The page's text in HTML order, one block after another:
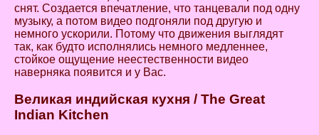
снят. Создается впечатление, что танцевали под одну
музыку, а потом видео подгоняли под другую и
немного ускорили. Потому что движения выглядят
так, как будто исполнялись немного медленнее,
стойкое ощущение неестественности видео
наверняка появится и у Вас.
Великая индийская кухня / The Great
Indian Kitchen